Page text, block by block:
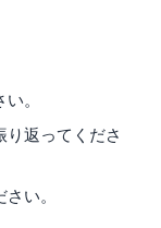
。
返ってくださ
い。